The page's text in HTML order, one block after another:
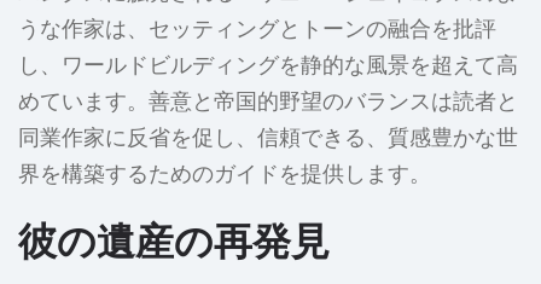
うな作家は、セッティングとトーンの融合を批評
し、ワールドビルディングを静的な風景を超えて高
めています。善意と帝国的野望のバランスは読者と
同業作家に反省を促し、信頼できる、質感豊かな世
界を構築するためのガイドを提供します。
彼の遺産の再発見